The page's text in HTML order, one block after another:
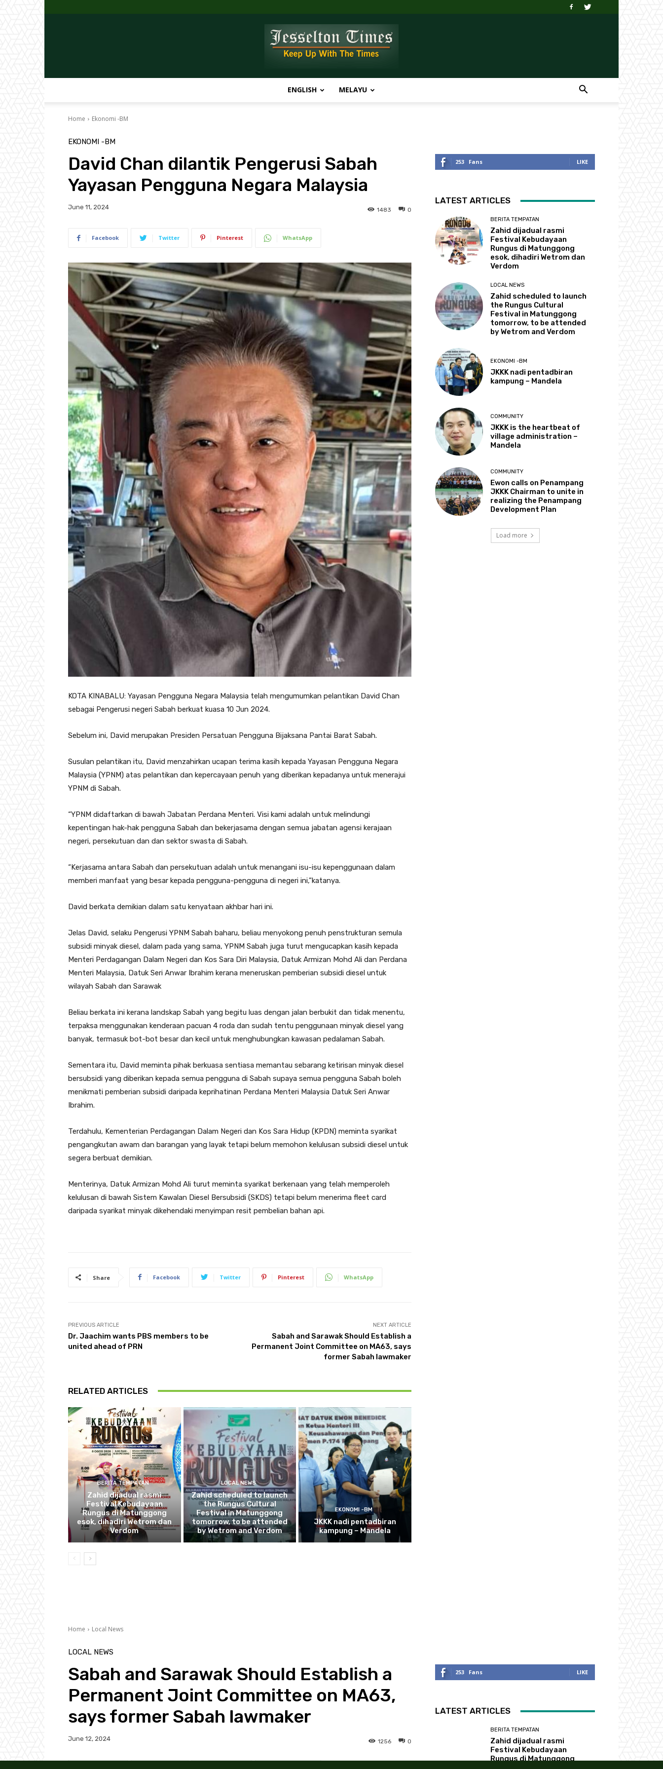
Times
ENGLISH MELAYU
Home Ekonomi -BM
EKONOMI -BM
David Chan dilantik Pengerusi Sabah
Yayasan Pengguna Negara Malaysia
June 11, 2024 0
1483
Facebook Twitter Pinterest WhatsApp
KOTA KINABALU: Yayasan Pengguna Negara Malaysia telah mengumumkan pelantikan David Chan
sebagai Pengerusi negeri Sabah berkuat kuasa 10 Jun 2024.
Sebelum ini, David merupakan Presiden Persatuan Pengguna Bijaksana Pantai Barat Sabah.
Susulan pelantikan itu, David menzahirkan ucapan terima kasih kepada Yayasan Pengguna Negara
Malaysia (YPNM) atas pelantikan dan kepercayaan penuh yang diberikan kepadanya untuk menerajui
YPNM di Sabah.
“YPNM didaftarkan di bawah Jabatan Perdana Menteri. Visi kami adalah untuk melindungi
kepentingan hak-hak pengguna Sabah dan bekerjasama dengan semua jabatan agensi kerajaan
negeri, persekutuan dan dan sektor swasta di Sabah.
“Kerjasama antara Sabah dan persekutuan adalah untuk menangani isu-isu kepenggunaan dalam
memberi manfaat yang besar kepada pengguna-pengguna di negeri ini,”katanya.
David berkata demikian dalam satu kenyataan akhbar hari ini.
Jelas David, selaku Pengerusi YPNM Sabah baharu, beliau menyokong penuh penstrukturan semula
subsidi minyak diesel, dalam pada yang sama, YPNM Sabah juga turut mengucapkan kasih kepada
Menteri Perdagangan Dalam Negeri dan Kos Sara Diri Malaysia, Datuk Armizan Mohd Ali dan Perdana
Menteri Malaysia, Datuk Seri Anwar Ibrahim kerana meneruskan pemberian subsidi diesel untuk
wilayah Sabah dan Sarawak
Beliau berkata ini kerana landskap Sabah yang begitu luas dengan jalan berbukit dan tidak menentu,
terpaksa menggunakan kenderaan pacuan 4 roda dan sudah tentu penggunaan minyak diesel yang
banyak, termasuk bot-bot besar dan kecil untuk menghubungkan kawasan pedalaman Sabah.
Sementara itu, David meminta pihak berkuasa sentiasa memantau sebarang ketirisan minyak diesel
bersubsidi yang diberikan kepada semua pengguna di Sabah supaya semua pengguna Sabah boleh
menikmati pemberian subsidi daripada keprihatinan Perdana Menteri Malaysia Datuk Seri Anwar
Ibrahim.
Terdahulu, Kementerian Perdagangan Dalam Negeri dan Kos Sara Hidup (KPDN) meminta syarikat
pengangkutan awam dan barangan yang layak tetapi belum memohon kelulusan subsidi diesel untuk
segera berbuat demikian.
Menterinya, Datuk Armizan Mohd Ali turut meminta syarikat berkenaan yang telah memperoleh
kelulusan di bawah Sistem Kawalan Diesel Bersubsidi (SKDS) tetapi belum menerima fleet card
daripada syarikat minyak dikehendaki menyimpan resit pembelian bahan api.
Share Facebook Twitter Pinterest WhatsApp
PREVIOUS ARTICLE
Dr. Jaachim wants PBS members to be
united ahead of PRN
NEXT ARTICLE
Sabah and Sarawak Should Establish a
Permanent Joint Committee on MA63, says
former Sabah lawmaker
RELATED ARTICLES
BERITA TEMPATAN
Zahid dijadual rasmi
Festival Kebudayaan
Rungus di Matunggong
esok, dihadiri Wetrom dan
Verdom
LOCAL NEWS
Zahid scheduled to launch
the Rungus Cultural
Festival in Matunggong
tomorrow, to be attended
by Wetrom and Verdom
EKONOMI -BM
JKKK nadi pentadbiran
kampung – Mandela
253 Fans LIKE
LATEST ARTICLES
BERITA TEMPATAN
Zahid dijadual rasmi
Festival Kebudayaan
Rungus di Matunggong
esok, dihadiri Wetrom dan
Verdom
LOCAL NEWS
Zahid scheduled to launch
the Rungus Cultural
Festival in Matunggong
tomorrow, to be attended
by Wetrom and Verdom
EKONOMI -BM
JKKK nadi pentadbiran
kampung – Mandela
COMMUNITY
JKKK is the heartbeat of
village administration –
Mandela
COMMUNITY
Ewon calls on Penampang
JKKK Chairman to unite in
realizing the Penampang
Development Plan
Load more